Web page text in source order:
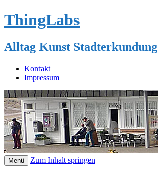
ThingLabs
Alltag Kunst Stadterkundung
Kontakt
Impressum
Menü Zum Inhalt springen